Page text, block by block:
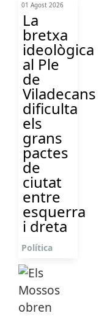
01 Agost 2026
La
bretxa
ideològica
al Ple
de
Viladecans
dificulta
els
grans
pactes
de
ciutat
entre
esquerra
i dreta
Política